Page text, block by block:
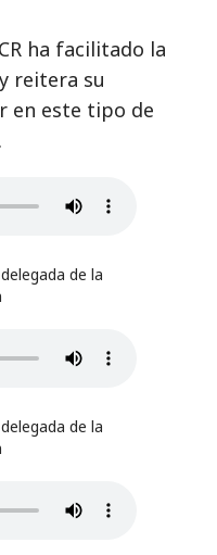
ha facilitado la
reitera su
en este tipo de
de la
de la